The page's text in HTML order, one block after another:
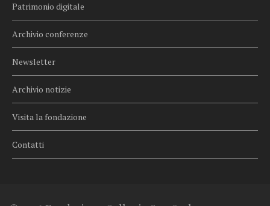
Patrimonio digitale
Archivio conferenze
Newsletter
Archivio notizie
Visita la fondazione
Contatti